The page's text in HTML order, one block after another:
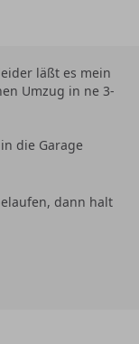
läßt es mein
Umzug in ne 3-
die Garage
dann halt